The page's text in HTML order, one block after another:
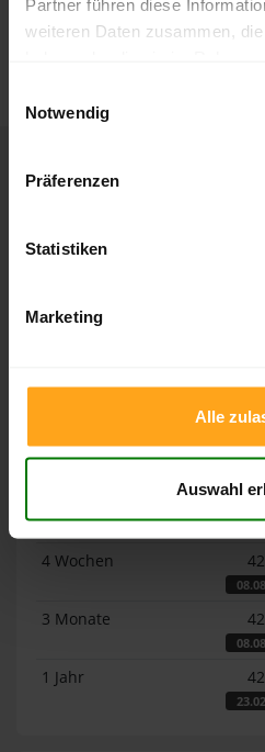
Partner führen diese
weiteren Daten zusammen,
Notwendig
Präferenzen
Statistiken
Marketing
Alle
Auswahl
Die aktuelle Preisentwicklung
können Sie jederzeit auf
Höchst- und
Pelletspreise für lose
Sackware in Wiedensahl
.
Lose
Zeitraum
4 Wochen
3 Monate
1 Jahr